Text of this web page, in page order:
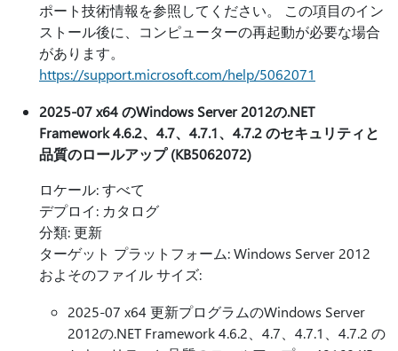
ポート技術情報を参照してください。 この項目のイン
ストール後に、コンピューターの再起動が必要な場合
があります。
https://support.microsoft.com/help/5062071
2025-07 x64 のWindows Server 2012の.NET
Framework 4.6.2、4.7、4.7.1、4.7.2 のセキュリティと
品質のロールアップ (KB5062072)
ロケール: すべて
デプロイ: カタログ
分類: 更新
ターゲット プラットフォーム: Windows Server 2012
およそのファイル サイズ:
2025-07 x64 更新プログラムのWindows Server
2012の.NET Framework 4.6.2、4.7、4.7.1、4.7.2 の